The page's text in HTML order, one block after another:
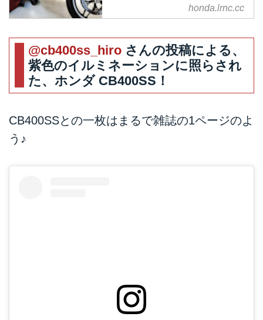
愛車！今回も「#alittlehonda」を
つけてポストしてくれた方の素敵
す。
honda.lrnc.cc
@cb400ss_hiro さんの投稿による、
紫色のイルミネーションに照らされ
た、ホンダ CB400SS！
CB400SSとの一枚はまるで雑誌の1ページのよ
う♪